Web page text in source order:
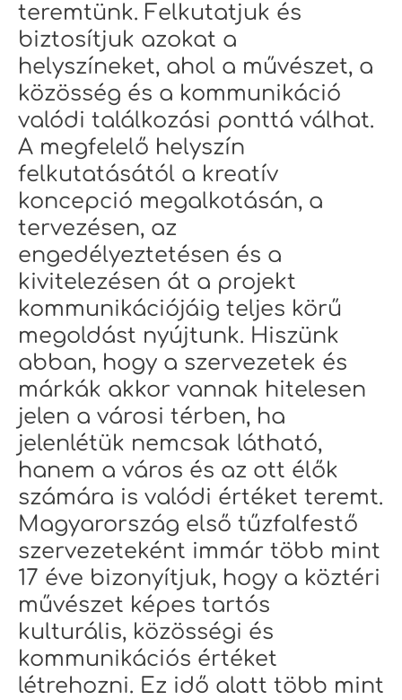
teremtünk. Felkutatjuk és
biztosítjuk azokat a
helyszíneket, ahol a művészet, a
közösség és a kommunikáció
valódi találkozási ponttá válhat.
A megfelelő helyszín
felkutatásától a kreatív
koncepció megalkotásán, a
tervezésen, az
engedélyeztetésen és a
kivitelezésen át a projekt
kommunikációjáig teljes körű
megoldást nyújtunk. Hiszünk
abban, hogy a szervezetek és
márkák akkor vannak hitelesen
jelen a városi térben, ha
jelenlétük nemcsak látható,
hanem a város és az ott élők
számára is valódi értéket teremt.
Magyarország első tűzfalfestő
szervezeteként immár több mint
17 éve bizonyítjuk, hogy a köztéri
művészet képes tartós
kulturális, közösségi és
kommunikációs értéket
létrehozni. Ez idő alatt több mint